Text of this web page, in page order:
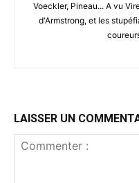
Voeckler, Pineau... A vu
d'Armstrong, et les
LAISSER UN